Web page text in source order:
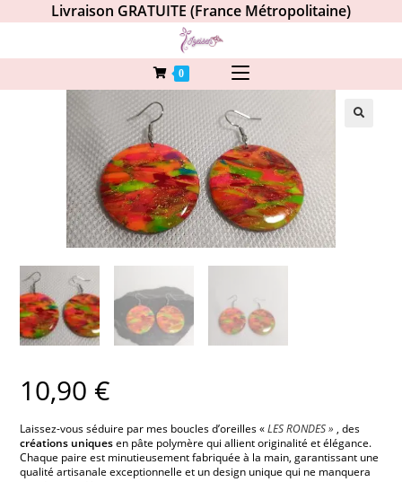
Livraison GRATUITE (France Métropolitaine)
0
10,90 €
Laissez-vous séduire par mes boucles d’oreilles «LES RONDES » , des
créations uniquesen pâte polymère qui allient originalité et élégance.
Chaque paire est minutieusement fabriquée à la main, garantissant une
qualité artisanale exceptionnelle et un design unique qui ne manquera